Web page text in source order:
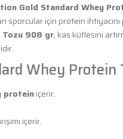
Gold Standard Whey
için protein
Tozu 908 gr, kas kütlesini
Whey Protein
proteiniçerir.
içerir.